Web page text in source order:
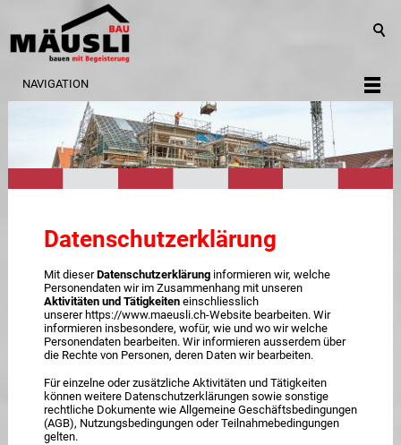
NAVIGATION
Datenschutzerklärung
Mit dieserDatenschutzerklärunginformieren wir, welche
Personendaten wir im Zusammenhang mit unseren
Aktivitäten und Tätigkeiteneinschliesslich
unserer https://www.maeusli.ch-Website bearbeiten. Wir
informieren insbesondere, wofür, wie und wo wir welche
Personendaten bearbeiten. Wir informieren ausserdem über
die Rechte von Personen, deren Daten wir bearbeiten.
Für einzelne oder zusätzliche Aktivitäten und Tätigkeiten
können weitere Datenschutzerklärungen sowie sonstige
rechtliche Dokumente wie Allgemeine Geschäftsbedingungen
(AGB), Nutzungsbedingungen oder Teilnahmebedingungen
gelten.